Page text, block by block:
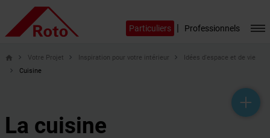
Particuliers | Professionnels
help_outline
headset_mic
mail_outline
home Votre Projet Inspiration pour votre intérieur
Idées d'espace et de vie
Cuisine
La cuisine